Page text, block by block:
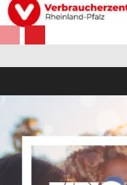
Panorama